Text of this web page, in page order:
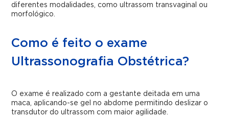
diferentes modalidades, como ultrassom transvaginal ou
morfológico.
Como é feito o exame
Ultrassonografia Obstétrica?
O exame é realizado com a gestante deitada em uma
maca, aplicando-se gel no abdome permitindo deslizar o
transdutor do ultrassom com maior agilidade.